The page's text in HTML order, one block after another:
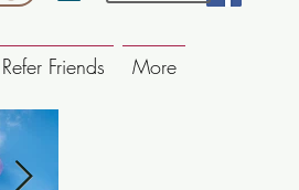
Refer Friends More